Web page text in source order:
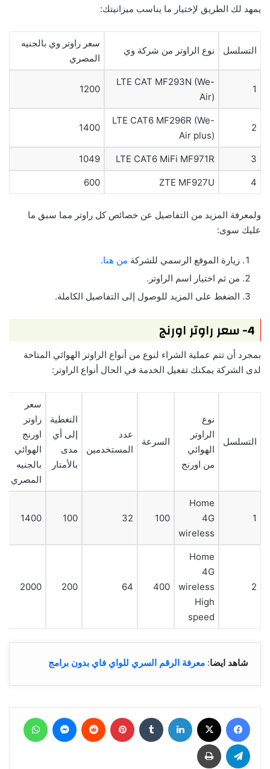
يمهد لك الطريق لإختيار ما يناسب ميزانيتك:
التسلسل نوع الراوتر من شركة وي
سعر راوتر وي بالجنيه
المصري
1
LTE CAT MF293N (We-
Air)
1200
2
LTE CAT6 MF296R (We-
Air plus)
1400
3
LTE CAT6 MiFi MF971R
1049
4
ZTE MF927U
600
ولمعرفة المزيد من التفاصيل عن خصائص كل راوتر مما سبق ما
عليك سوى:
زيارة الموقع الرسمي للشركة من هنا.
من ثم اختيار اسم الراوتر.
الضغط على المزيد للوصول إلى التفاصيل الكاملة.
4- سعر راوتر اورنج
بمجرد أن تتم عملية الشراء لنوع من أنواع الراوتر الهوائي المتاحة
لدى الشركة يمكنك تفعيل الخدمة في الحال أنواع الراوتر:
التسلسل
نوع
الراوتر
الهوائي
من اورنج
السرعة
عدد
المستخدمين
التغطية
إلى أي
مدى
بالأمتار
سعر
راوتر
اورنج
الهوائي
بالجنيه
المصري
1
Home
4G
wireless
100
32
100
1400
2
Home
4G
wireless
High
speed
400
64
200
2000
شاهد ايضا: معرفة الرقم السري للواي فاي بدون برامج
فيسبوك لينكدإن بينتيريست ماسنجر
تيلقرام طباعة